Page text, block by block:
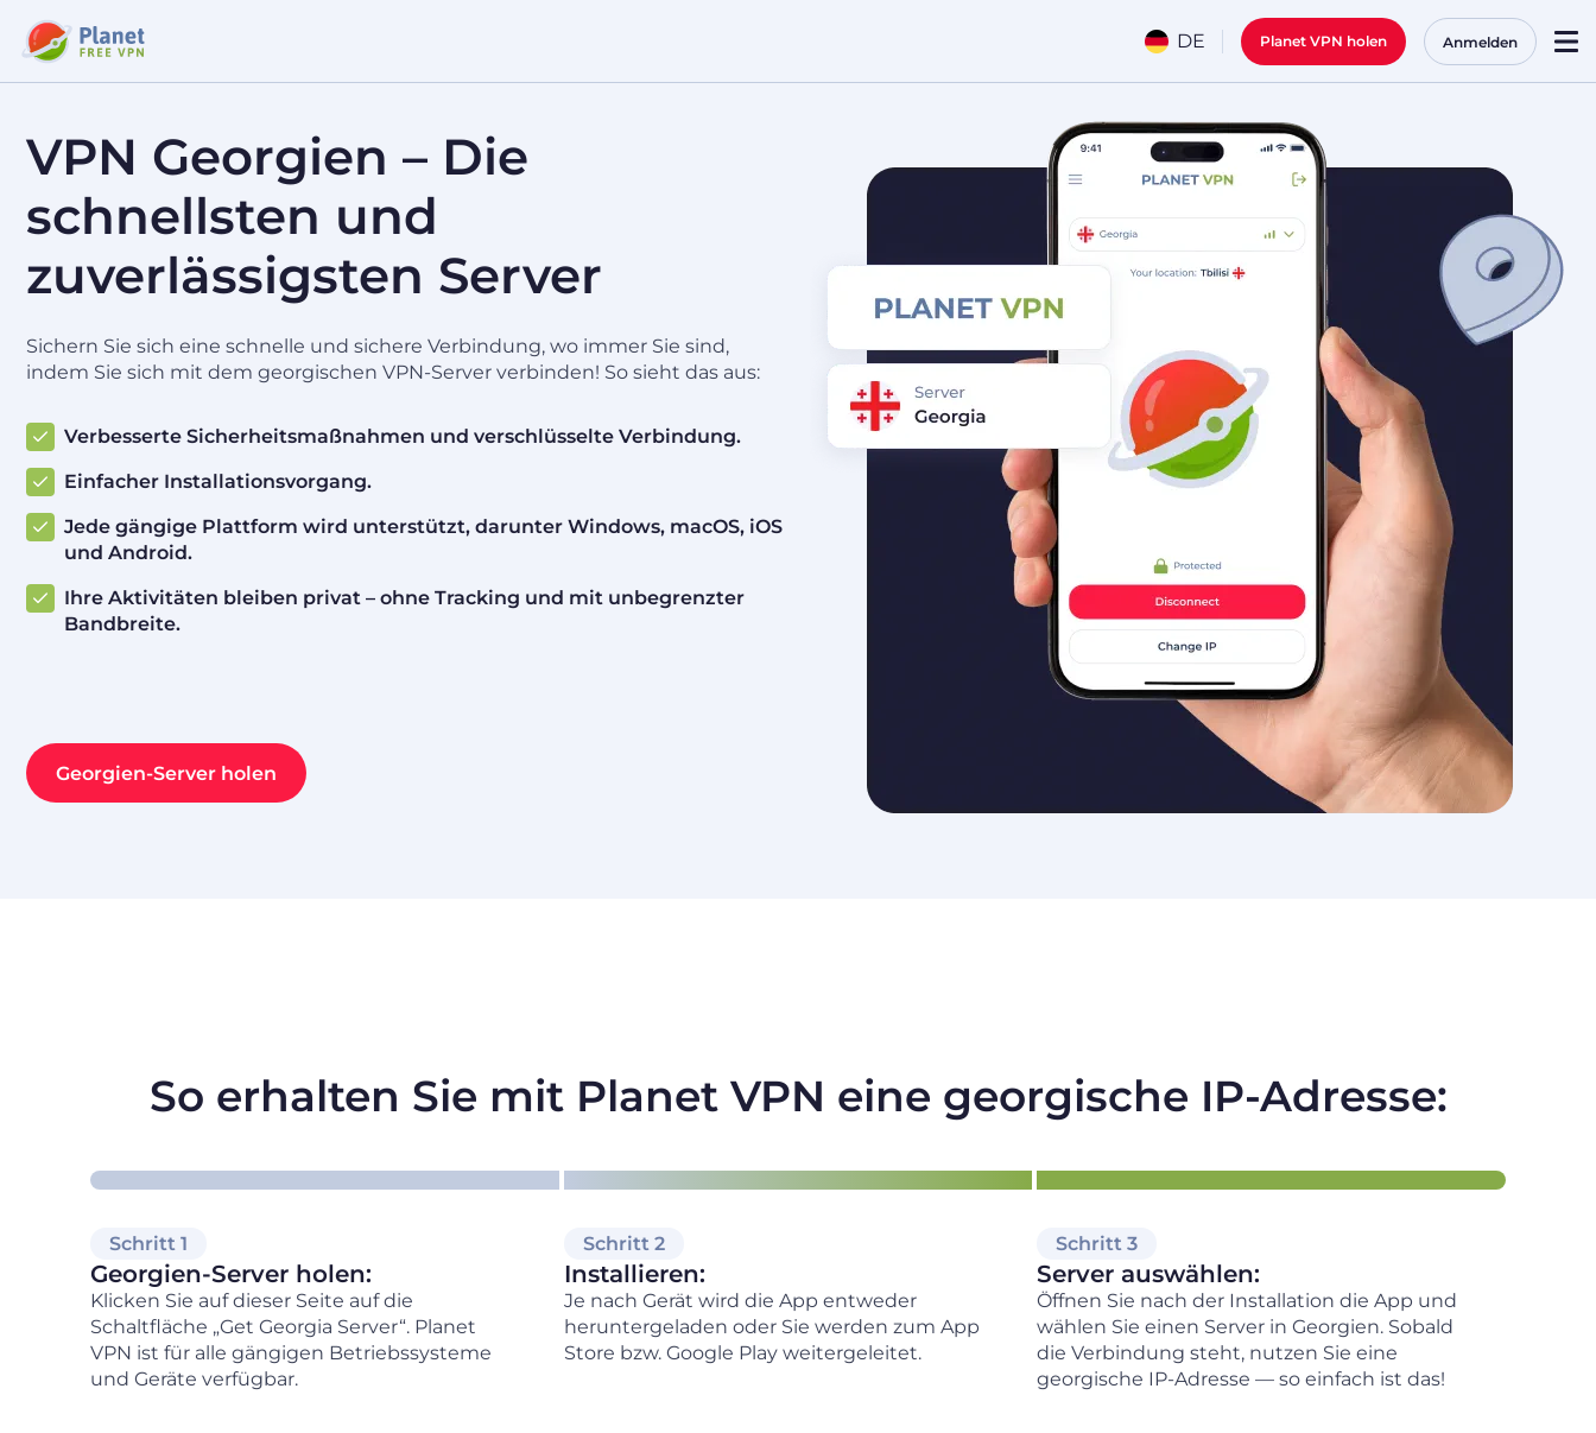
DE Planet VPN holen Anmelden
VPN Georgien – Die
schnellsten und
zuverlässigsten Server
Sichern Sie sich eine schnelle und sichere Verbindung, wo immer Sie sind,
indem Sie sich mit dem georgischen VPN-Server verbinden! So sieht das aus:
Verbesserte Sicherheitsmaßnahmen und verschlüsselte Verbindung.
Einfacher Installationsvorgang.
Jede gängige Plattform wird unterstützt, darunter Windows, macOS, iOS
und Android.
Ihre Aktivitäten bleiben privat – ohne Tracking und mit unbegrenzter
Bandbreite.
Georgien-Server holen
So erhalten Sie mit Planet VPN eine georgische IP-Adresse:
Schritt 1
Georgien-Server holen:
Klicken Sie auf dieser Seite auf die
Schaltfläche „Get Georgia Server“. Planet
VPN ist für alle gängigen Betriebssysteme
und Geräte verfügbar.
Schritt 2
Installieren:
Je nach Gerät wird die App entweder
heruntergeladen oder Sie werden zum App
Store bzw. Google Play weitergeleitet.
Schritt 3
Server auswählen:
Öffnen Sie nach der Installation die App und
wählen Sie einen Server in Georgien. Sobald
die Verbindung steht, nutzen Sie eine
georgische IP-Adresse — so einfach ist das!